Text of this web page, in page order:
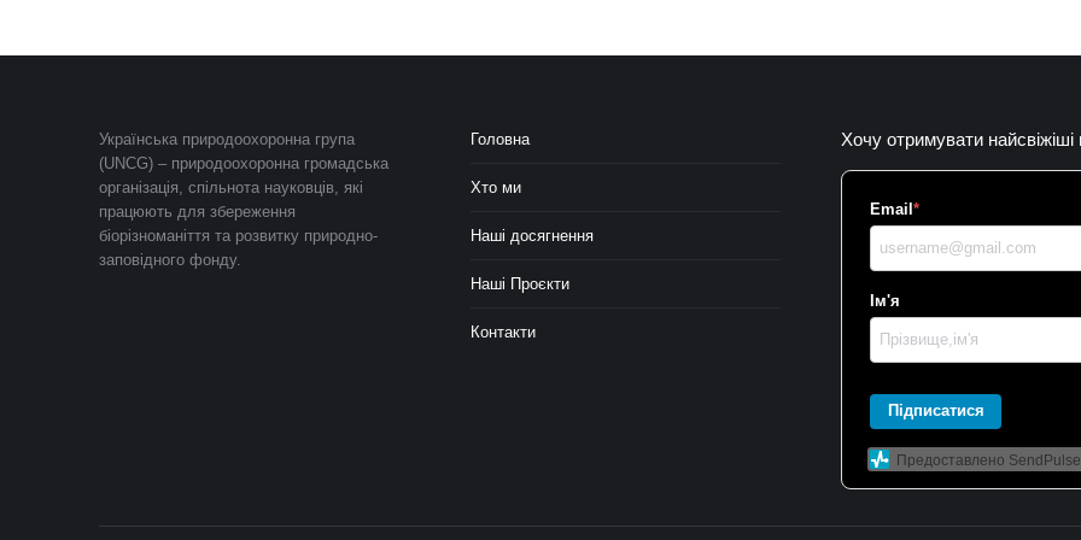
Українська природоохоронна група
(UNCG) – природоохоронна громадська
організація, спільнота науковців, які
працюють для збереження
біорізноманіття та розвитку природно-
заповідного фонду.
Головна
Хто ми
Наші досягнення
Наші Проєкти
Контакти
Хочу отримувати найсвіжіші
Email*
Ім'я
Підписатися
Предоставлено SendPulse